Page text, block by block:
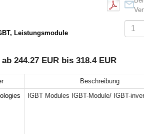
Leistungsmodule
244.27 EUR bis 318.4 EUR
Beschreibung
IGBT Modules IGBT-Module/ IGBT-